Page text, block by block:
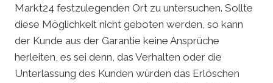
Markt24 festzulegenden Ort zu untersuchen. Sollte
diese Möglichkeit nicht geboten werden, so kann
der Kunde aus der Garantie keine Ansprüche
herleiten, es sei denn, das Verhalten oder die
Unterlassung des Kunden würden das Erlöschen